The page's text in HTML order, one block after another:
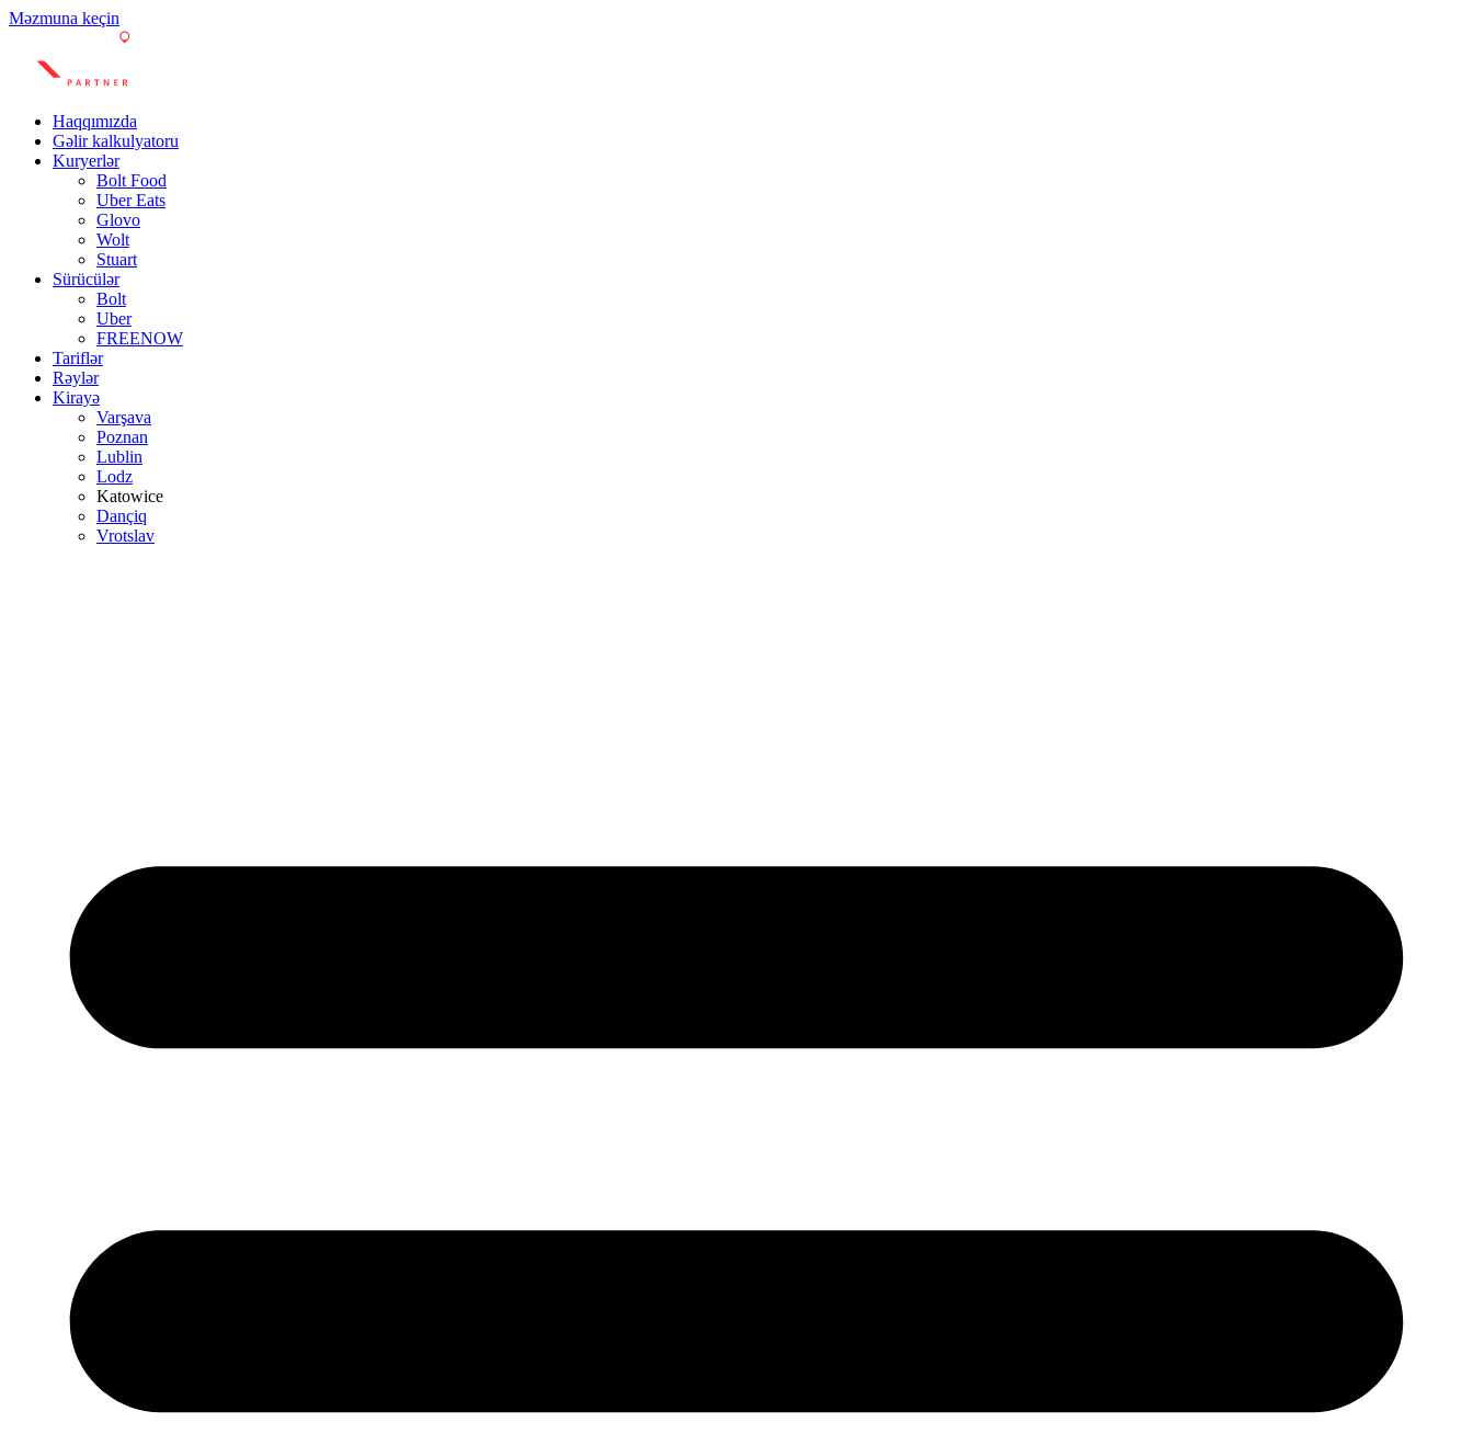
Məzmuna keçin
Haqqımızda
Gəlir kalkulyatoru
Kuryerlər
Bolt Food
Uber Eats
Glovo
Wolt
Stuart
Sürücülər
Bolt
Uber
FREENOW
Tariflər
Rəylər
Kirayə
Varşava
Poznan
Lublin
Lodz
Katowice
Dançiq
Vrotslav